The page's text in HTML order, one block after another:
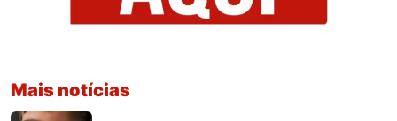
Mais notícias